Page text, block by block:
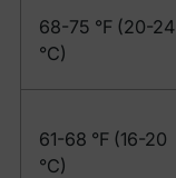
68-75 °F (20-24
°C)
61-68 °F (16-20
°C)